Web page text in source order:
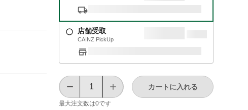
店舗受取
CAINZ PickUp
最大注文数は0です
カートに入れる